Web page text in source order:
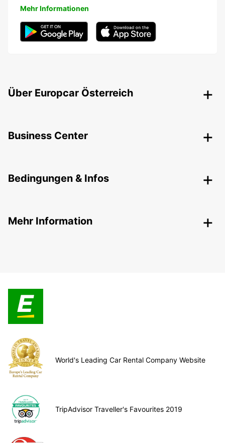
Mehr Informationen
Über Europcar Österreich
Business Center
Bedingungen & Infos
Mehr Information
World's Leading Car Rental Company Website
TripAdvisor Traveller's Favourites 2019